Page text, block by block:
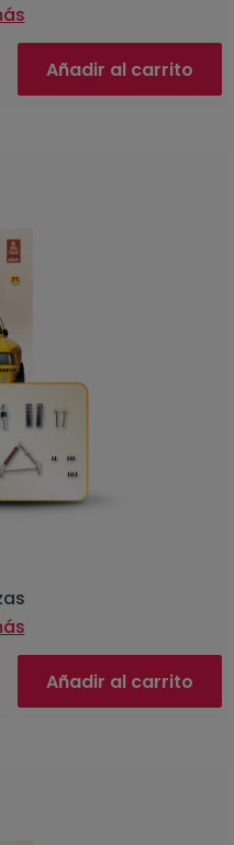
Añadir al carrito
Añadir al carrito